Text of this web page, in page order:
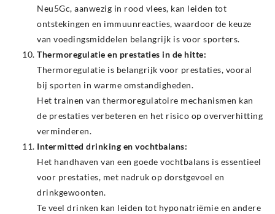
Neu5Gc, aanwezig in rood vlees, kan leiden tot
ontstekingen en immuunreacties, waardoor de keuze
van voedingsmiddelen belangrijk is voor sporters.
Thermoregulatie en prestaties in de hitte:
Thermoregulatie is belangrijk voor prestaties, vooral
bij sporten in warme omstandigheden.
Het trainen van thermoregulatoire mechanismen kan
de prestaties verbeteren en het risico op oververhitting
verminderen.
Intermitted drinking en vochtbalans:
Het handhaven van een goede vochtbalans is essentieel
voor prestaties, met nadruk op dorstgevoel en
drinkgewoonten.
Te veel drinken kan leiden tot hyponatriëmie en andere